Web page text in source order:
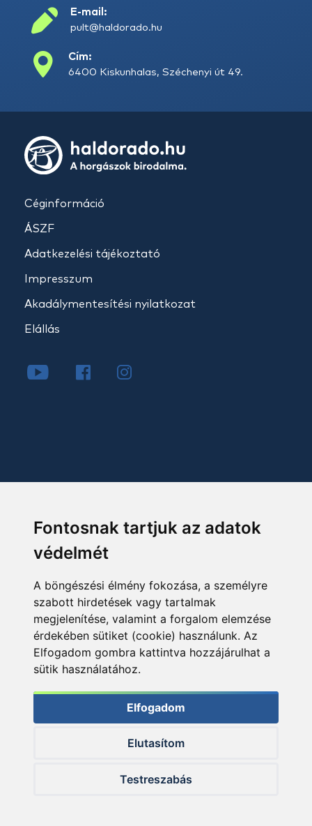
Fontosnak tartjuk az adatok
védelmét
A böngészési élmény fokozása, a személyre
szabott hirdetések vagy tartalmak
megjelenítése, valamint a forgalom elemzése
érdekében sütiket (cookie) használunk. Az
Elfogadom gombra kattintva hozzájárulhat a
sütik használatához.
Elfogadom
Elutasítom
Testreszabás
E-mail:
pult@haldorado.hu
Cím:
6400 Kiskunhalas, Széchenyi út 49.
Céginformáció
ÁSZF
Adatkezelési tájékoztató
Impresszum
Akadálymentesítési nyilatkozat
Elállás